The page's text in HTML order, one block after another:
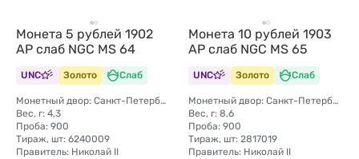
Монета 5 рублей 1902
АР слаб NGC MS 64
UNC Золото Слаб
Монетный двор: Санкт-Петербургский монетный двор
Вес, г: 4,3
Проба: 900
Тираж, шт: 6240009
Правитель: Николай II
Монета 10 рублей 1903
АР слаб NGC MS 65
UNC Золото Слаб
Монетный двор: Санкт-Петербургский монетный двор
Вес, г: 8,6
Проба: 900
Тираж, шт: 2817019
Правитель: Николай II